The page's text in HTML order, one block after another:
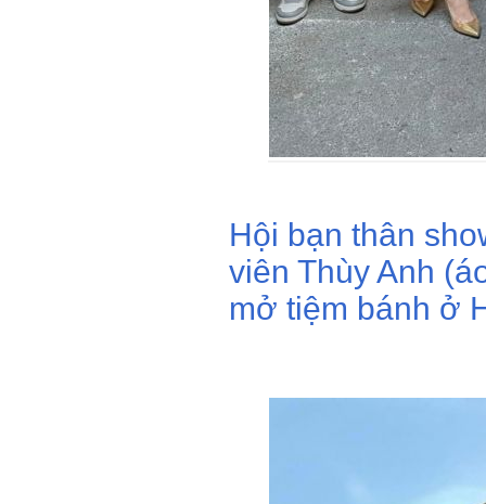
Hội bạn thân
viên Thùy Anh
mở tiệm bánh ở